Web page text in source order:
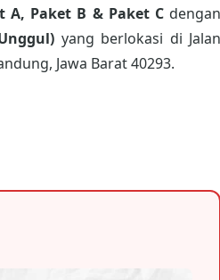
A, Paket B & Paket Cdengan
yang berlokasi di Jalan
Jawa Barat 40293.